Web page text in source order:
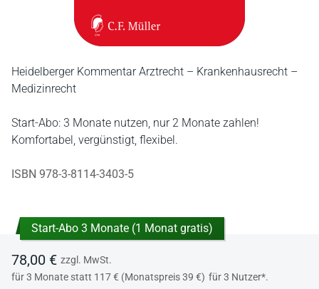
Heidelberger Kommentar Arztrecht – Krankenhausrecht –
Medizinrecht
Start-Abo: 3 Monate nutzen, nur 2 Monate zahlen!
Komfortabel, vergünstigt, flexibel.
ISBN 978-3-8114-3403-5
Start-Abo 3 Monate (1 Monat gratis)
78,00 € zzgl. MwSt.
für 3 Monate statt 117 € (Monatspreis 39 €) für 3 Nutzer*.